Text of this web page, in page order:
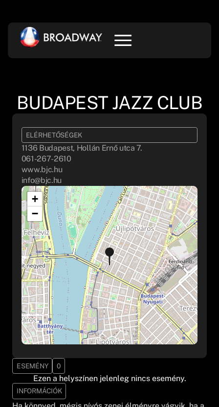
BUDAPEST JAZZ CLUB
ELÉRHETŐSÉGEK
1136 Budapest, Hollán Ernő utca 7.
061-267-2610
www.bjc.hu
info@bjc.hu
+
−
ESEMÉNY 0
Ezen a helyszínen jelenleg nincs esemény.
INFORMÁCIÓK